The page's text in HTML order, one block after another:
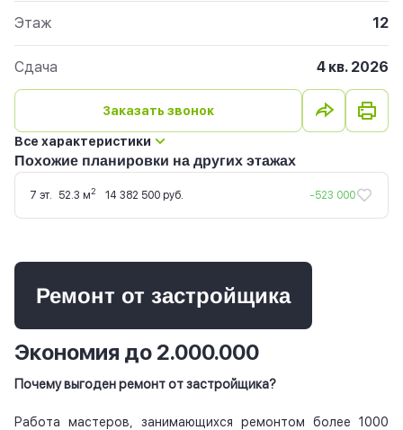
Этаж 12
Сдача 4 кв. 2026
Заказать звонок
Все характеристики
Похожие планировки на других этажах
7 эт. 52.3 м2 14 382 500 руб. -523 000
Ремонт от застройщика
Экономия до 2.000.000
Почему выгоден ремонт от застройщика?
Работа мастеров, занимающихся ремонтом более 1000